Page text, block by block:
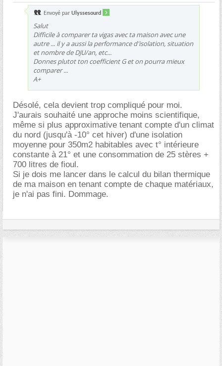
Envoyé par Ulyssesourd
Salut
Difficile à comparer ta vigas avec ta maison avec une
autre ... il y a aussi la performance d'isolation, situation
et nombre de DJU/an, etc...
Donnes plutot ton coefficient G et on pourra mieux
comparer ...
A+
Désolé, cela devient trop compliqué pour moi.
J'aurais souhaité une approche moins scientifique,
même si plus approximative tenant compte d'un climat
du nord (jusqu'à -10° cet hiver) d'une isolation
moyenne pour 350m2 habitables avec t° intérieure
constante à 21° et une consommation de 25 stères +
700 litres de fioul.
Si je dois me lancer dans le calcul du bilan thermique
de ma maison en tenant compte de chaque matériaux,
je n'ai pas fini. Dommage.